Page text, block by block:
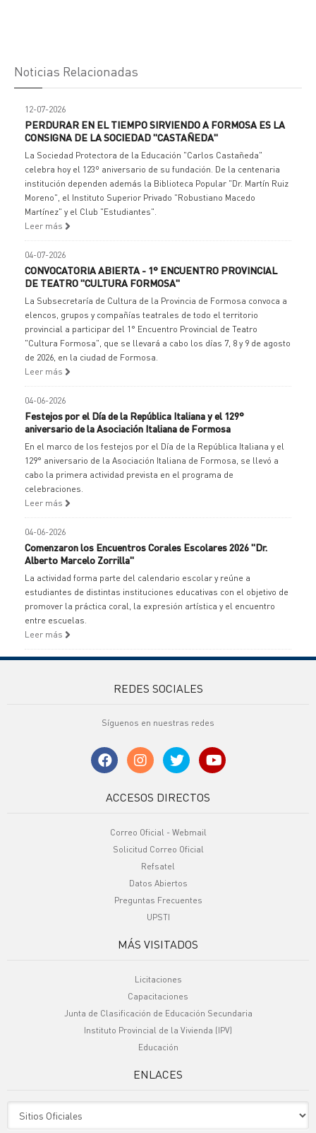
Noticias Relacionadas
12-07-2026
PERDURAR EN EL TIEMPO SIRVIENDO A FORMOSA ES LA
CONSIGNA DE LA SOCIEDAD "CASTAÑEDA"
La Sociedad Protectora de la Educación "Carlos Castañeda"
celebra hoy el 123º aniversario de su fundación. De la centenaria
institución dependen además la Biblioteca Popular "Dr. Martín Ruiz
Moreno", el Instituto Superior Privado "Robustiano Macedo
Martínez" y el Club "Estudiantes".
Leer más
04-07-2026
CONVOCATORIA ABIERTA - 1° ENCUENTRO PROVINCIAL
DE TEATRO "CULTURA FORMOSA"
La Subsecretaría de Cultura de la Provincia de Formosa convoca a
elencos, grupos y compañías teatrales de todo el territorio
provincial a participar del 1° Encuentro Provincial de Teatro
"Cultura Formosa", que se llevará a cabo los días 7, 8 y 9 de agosto
de 2026, en la ciudad de Formosa.
Leer más
04-06-2026
Festejos por el Día de la República Italiana y el 129°
aniversario de la Asociación Italiana de Formosa
En el marco de los festejos por el Día de la República Italiana y el
129° aniversario de la Asociación Italiana de Formosa, se llevó a
cabo la primera actividad prevista en el programa de
celebraciones.
Leer más
04-06-2026
Comenzaron los Encuentros Corales Escolares 2026 "Dr.
Alberto Marcelo Zorrilla"
La actividad forma parte del calendario escolar y reúne a
estudiantes de distintas instituciones educativas con el objetivo de
promover la práctica coral, la expresión artística y el encuentro
entre escuelas.
Leer más
REDES SOCIALES
Síguenos en nuestras redes
ACCESOS DIRECTOS
Correo Oficial - Webmail
Solicitud Correo Oficial
Refsatel
Datos Abiertos
Preguntas Frecuentes
UPSTI
MÁS VISITADOS
Licitaciones
Capacitaciones
Junta de Clasificación de Educación Secundaria
Instituto Provincial de la Vivienda (IPV)
Educación
ENLACES